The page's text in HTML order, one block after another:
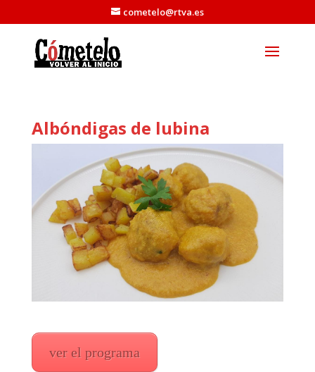
cometelo@rtva.es
Albóndigas de lubina
ver el programa